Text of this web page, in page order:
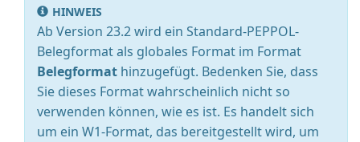
HINWEIS
Ab Version 23.2 wird ein Standard-PEPPOL-
Belegformat als globales Format im Format
Belegformat hinzugefügt. Bedenken Sie, dass
Sie dieses Format wahrscheinlich nicht so
verwenden können, wie es ist. Es handelt sich
um ein W1-Format, das bereitgestellt wird, um